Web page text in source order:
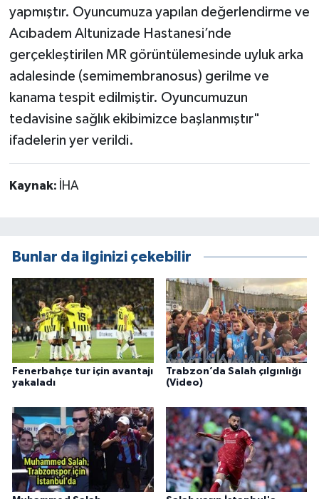
yapmıştır. Oyuncumuza yapılan değerlendirme ve
Acıbadem Altunizade Hastanesi’nde
gerçekleştirilen MR görüntülemesinde uyluk arka
adalesinde (semimembranosus) gerilme ve
kanama tespit edilmiştir. Oyuncumuzun
tedavisine sağlık ekibimizce başlanmıştır"
ifadelerin yer verildi.
Kaynak: İHA
Bunlar da ilginizi çekebilir
Fenerbahçe tur için avantajı
yakaladı
Trabzon’da Salah çılgınlığı
(Video)